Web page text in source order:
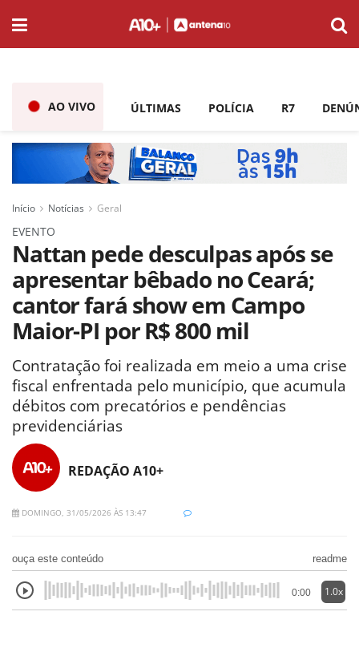
AO VIVO ÚLTIMAS POLÍCIA R7
Início Notícias Geral
EVENTO
Nattan pede desculpas após se
apresentar bêbado no Ceará;
cantor fará show em Campo
Maior-PI por R$ 800 mil
Contratação foi realizada em meio a uma crise
fiscal enfrentada pelo município, que acumula
débitos com precatórios e pendências
previdenciárias
REDAÇÃO A10+
DOMINGO, 31/05/2026 ÀS 13:47
ouça este conteúdo readme
0:00 1.0x